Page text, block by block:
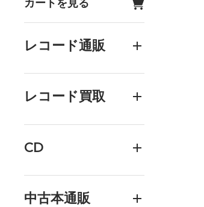
レコード通販
レコード買取
CD
中古本通販